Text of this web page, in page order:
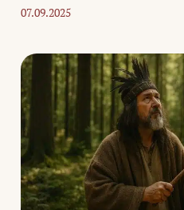
07.09.2025